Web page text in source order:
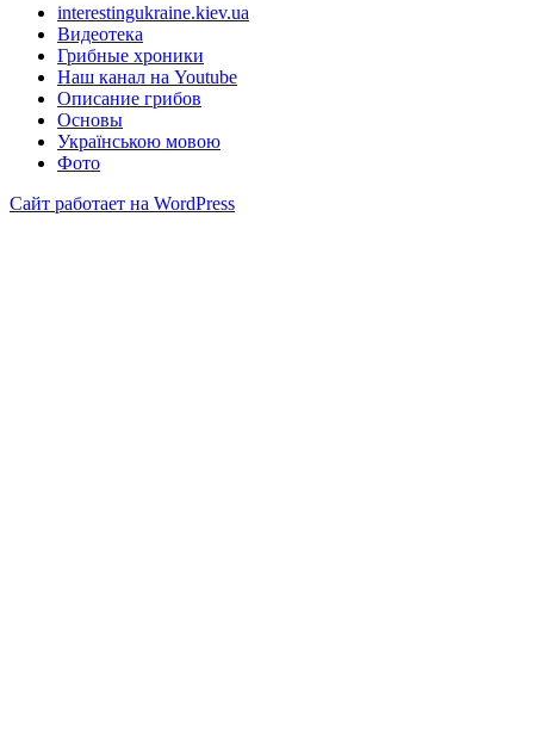
interestingukraine.kiev.ua
Видеотека
Грибные хроники
Наш канал на Youtube
Описание грибов
Основы
Українською мовою
Фото
Сайт работает на WordPress